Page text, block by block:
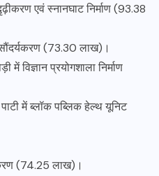
एवं स्नानघाट निर्माण (93.38
(73.30 लाख)।
विज्ञान प्रयोगशाला निर्माण
में ब्लॉक पब्लिक हेल्थ यूनिट
(74.25 लाख)।